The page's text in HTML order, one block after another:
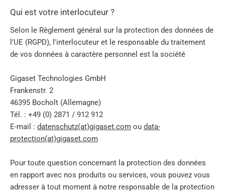
Qui est votre interlocuteur ?
Selon le Règlement général sur la protection des données de
l'UE (RGPD), l'interlocuteur et le responsable du traitement
de vos données à caractère personnel est la société
Gigaset Technologies GmbH
Frankenstr. 2
46395 Bocholt (Allemagne)
Tél. : +49 (0) 2871 / 912 912
E-mail : datenschutz(at)gigaset.com ou data-
protection(at)gigaset.com
Pour toute question concernant la protection des données
en rapport avec nos produits ou services, vous pouvez vous
adresser à tout moment à notre responsable de la protection